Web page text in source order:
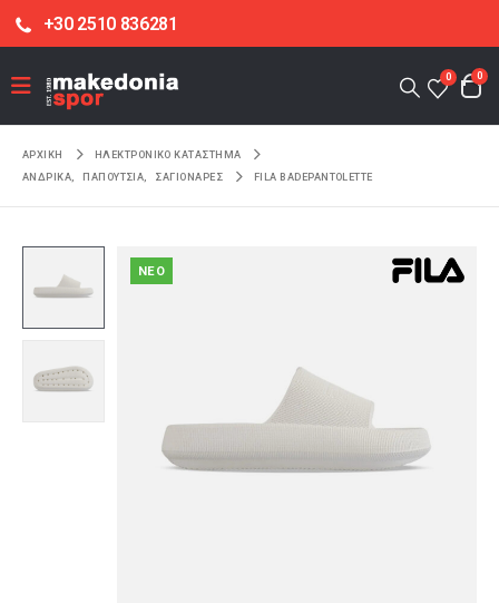
+30 2510 836281
0 0
ΑΡΧΙΚΉ
ΗΛΕΚΤΡΟΝΙΚΌ ΚΑΤΆΣΤΗΜΑ
ΑΝΔΡΙΚΑ
ΠΑΠΟΥΤΣΙΑ ΣΑΓΙΟΝΑΡΕΣ FILA BADEPANTOLETTE
NEO